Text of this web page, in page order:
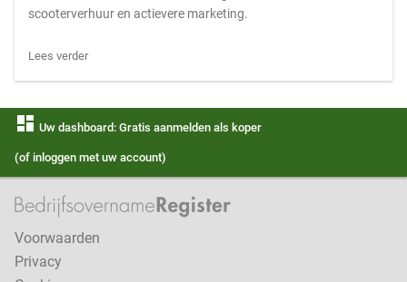
scooterverhuur en actievere marketing.
Lees verder
dashboard Uw dashboard: Gratis aanmelden als koper
(of inloggen met uw account)
Voorwaarden
Privacy